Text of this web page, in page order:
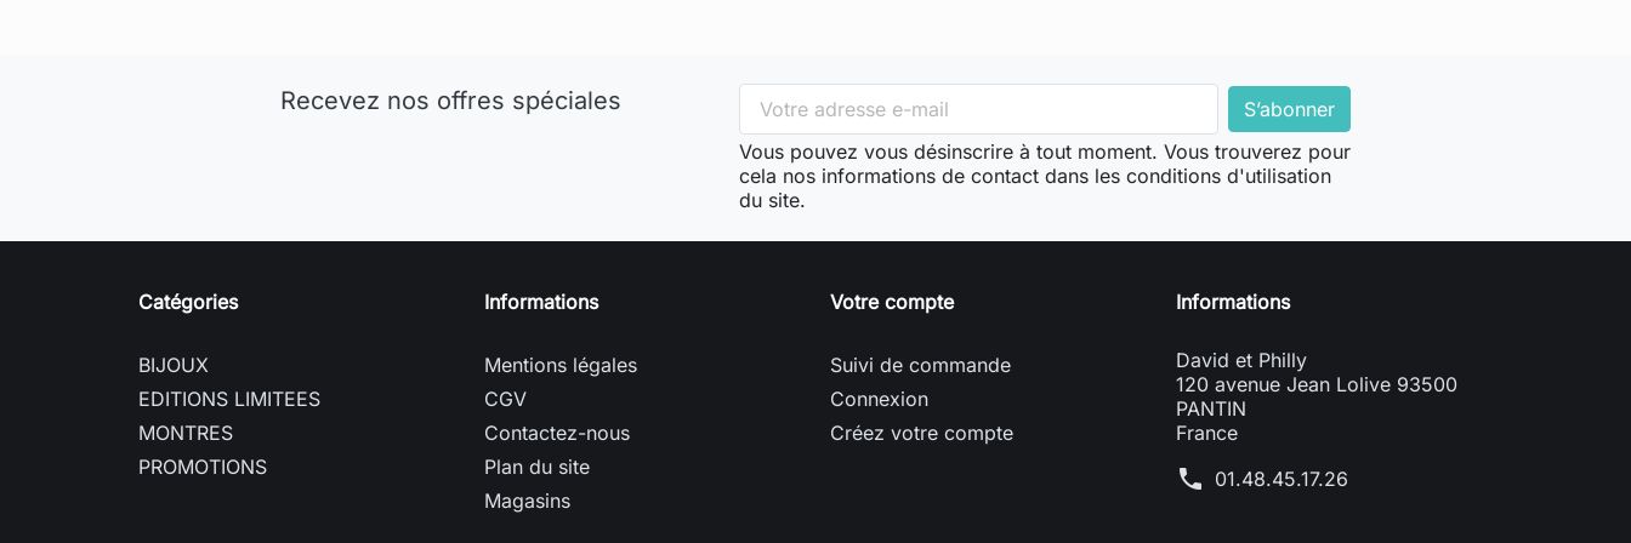
Recevez nos offres spéciales
Vous pouvez vous désinscrire à tout moment. Vous trouverez pour
cela nos informations de contact dans les conditions d'utilisation
du site.
Catégories
BIJOUX
EDITIONS LIMITEES
MONTRES
PROMOTIONS
Informations
Mentions légales
CGV
Contactez-nous
Plan du site
Magasins
Votre compte
Suivi de commande
Connexion
Créez votre compte
Informations
David et Philly
120 avenue Jean Lolive 93500
PANTIN
France
phone 01.48.45.17.26